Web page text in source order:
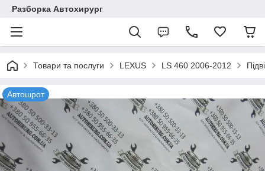
Разборка Автохирург
Товари та послуги LEXUS LS 460 2006-2012
Автошрот